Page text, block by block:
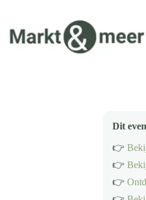
inhoud
Dit
👉
👉
👉